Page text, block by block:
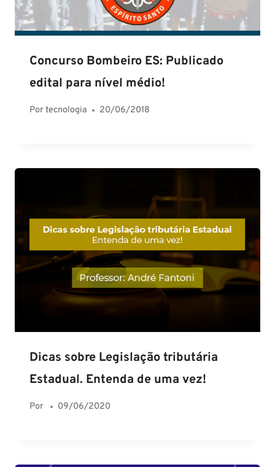
Concurso Bombeiro ES: Publicado
edital para nível médio!
Portecnologia 20/06/2018
Dicas sobre Legislação tributária
Estadual. Entenda de uma vez!
Por 09/06/2020